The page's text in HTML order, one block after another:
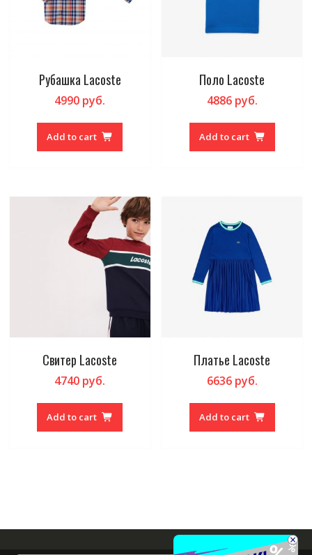
Рубашка Lacoste
4990 руб.
Add to cart
Поло Lacoste
4886руб.
Add to cart
Свитер Lacoste
4740 руб.
Add to cart
Платье Lacoste
6636руб.
Add to cart
×